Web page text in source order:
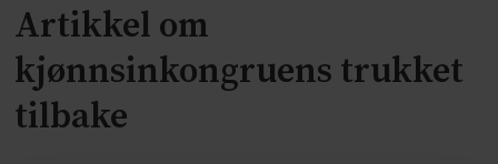
Artikkel om
kjønnsinkongruens trukket
tilbake